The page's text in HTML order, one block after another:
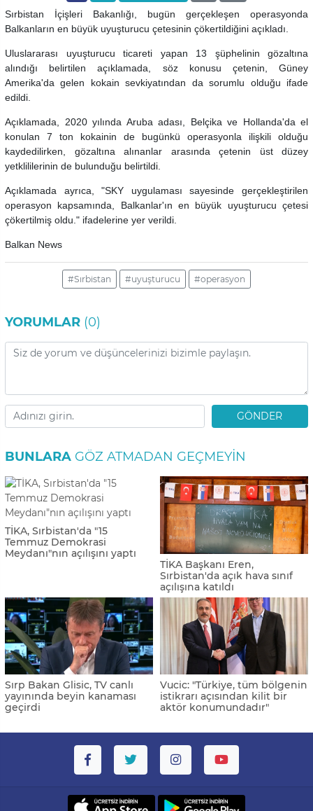
Sırbistan İçişleri Bakanlığı, bugün gerçekleşen operasyonda
Balkanların en büyük uyuşturucu çetesinin çökertildiğini açıkladı.
Uluslararası uyuşturucu ticareti yapan 13 şüphelinin gözaltına
alındığı belirtilen açıklamada, söz konusu çetenin, Güney
Amerika'da gelen kokain sevkiyatından da sorumlu olduğu ifade
edildi.
Açıklamada, 2020 yılında Aruba adası, Belçika ve Hollanda'da el
konulan 7 ton kokainin de bugünkü operasyonla ilişkili olduğu
kaydedilirken, gözaltına alınanlar arasında çetenin üst düzey
yetklililerinin de bulunduğu belirtildi.
Açıklamada ayrıca, "SKY uygulaması sayesinde gerçekleştirilen
operasyon kapsamında, Balkanlar'ın en büyük uyuşturucu çetesi
çökertilmiş oldu." ifadelerine yer verildi.
Balkan News
#Sırbistan #uyuşturucu #operasyon
YORUMLAR (0)
GÖNDER
BUNLARA GÖZ ATMADAN GEÇMEYIN
TİKA, Sırbistan'da "15
Temmuz Demokrasi
Meydanı"nın açılışını yaptı
TİKA Başkanı Eren,
Sırbistan'da açık hava sınıf
açılışına katıldı
Sırp Bakan Glisic, TV canlı
yayınında beyin kanaması
geçirdi
Vucic: "Türkiye, tüm bölgenin
istikrarı açısından kilit bir
aktör konumundadır"